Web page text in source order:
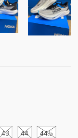
43 44 44.5